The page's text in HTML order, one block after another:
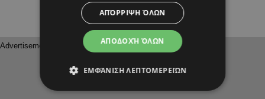
ΑΠΟΔΟΧΉ ΌΛΩΝ
ΑΠΌΡΡΙΨΗ ΌΛΩΝ
ΕΜΦΆΝΙΣΗ ΛΕΠΤΟΜΕΡΕΙΏΝ